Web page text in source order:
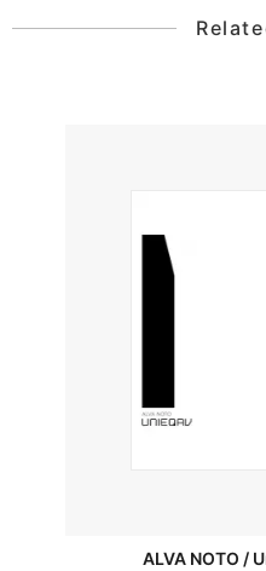
ALVA NOTO /